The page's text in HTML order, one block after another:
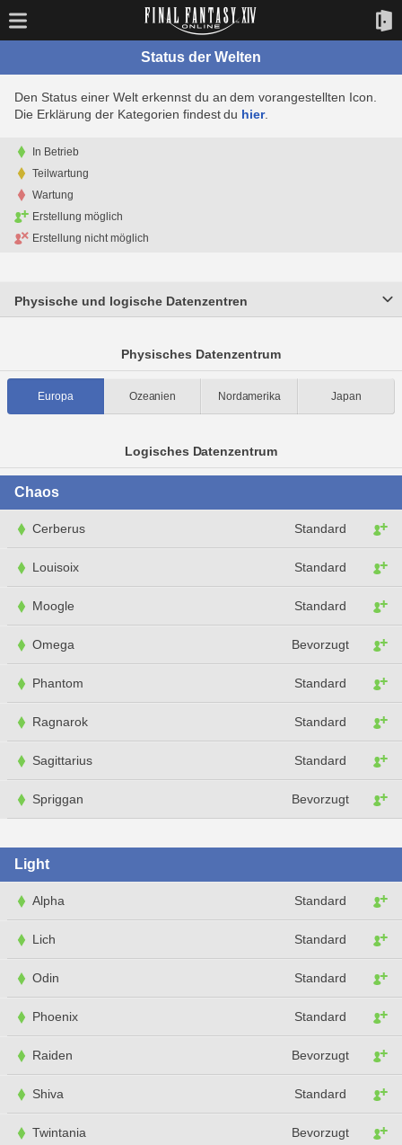
Status der Welten
Den Status einer Welt erkennst du an dem vorangestellten Icon.
Die Erklärung der Kategorien findest du hier.
In Betrieb
Teilwartung
Wartung
Erstellung möglich
Erstellung nicht möglich
Physische und logische Datenzentren
Physisches Datenzentrum
Europa Ozeanien Nordamerika Japan
Logisches Datenzentrum
Chaos
Cerberus Standard
Louisoix Standard
Moogle Standard
Omega Bevorzugt
Phantom Standard
Ragnarok Standard
Sagittarius Standard
Spriggan Bevorzugt
Light
Alpha Standard
Lich Standard
Odin Standard
Phoenix Standard
Raiden Bevorzugt
Shiva Standard
Twintania Bevorzugt